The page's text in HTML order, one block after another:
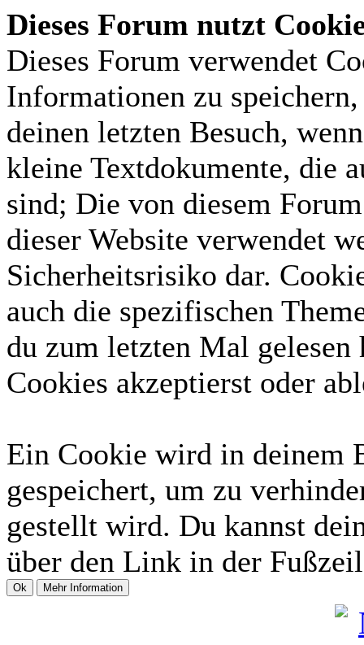
Dieses Forum nutzt
Dieses Forum verwendet
Informationen zu
deinen letzten Besuch,
kleine Textdokumente, die
sind; Die von diesem
dieser Website verwendet
Sicherheitsrisiko dar.
auch die spezifischen
du zum letzten Mal gelesen
Cookies akzeptierst oder
Ein Cookie wird in deinem
gespeichert, um zu
gestellt wird. Du kannst
über den Link in der